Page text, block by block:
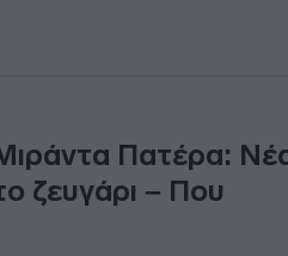
Πατέρα:
ζευγάρι – Που